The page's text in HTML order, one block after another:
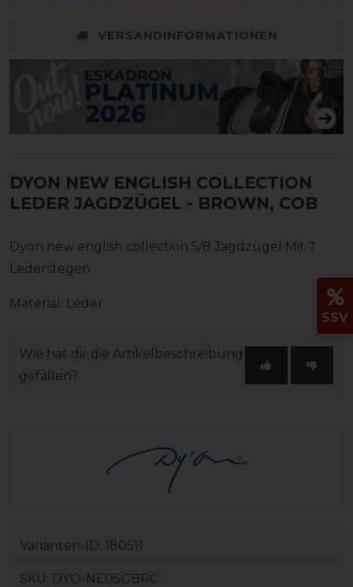
VERSANDINFORMATIONEN
DYON NEW ENGLISH COLLECTION
LEDER JAGDZÜGEL - BROWN, COB
Dyon new english collection 5/8 Jagdzügel Mit 7
Lederstegen
Material: Leder
Wie hat dir die Artikelbeschreibung
gefallen?
Varianten-ID: 180511
SKU: DYO-NE05GBRC
SSV